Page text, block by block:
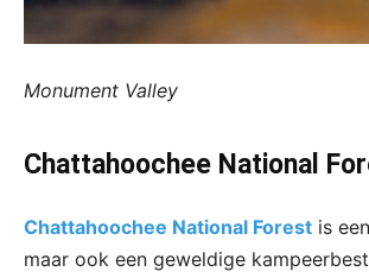
Monument Valley
Chattahoochee National
Chattahoochee National Forest is
maar ook een geweldige